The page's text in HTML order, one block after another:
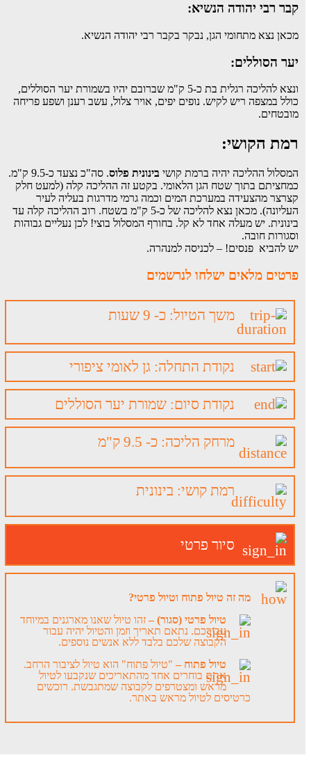
קבר רבי יהודה הנשיא:
מכאן נצא מתחומי הגן, נבקר בקבר רבי יהודה הנשיא.
יער הסוללים:
ונצא להליכה רגלית בת כ-5 ק"מ שברובם יהיו בשמורת יער הסוללים,
כולל במצפה ריש לקיש. נופים יפים, אויר צלול, עשב רענן ושפע פריחה
מובטחים.
רמת הקושי:
המסלול ההליכה יהיה ברמת קושיבינונית פלוס
. סה"כ נצעד כ-9.5 ק"מ.
כמחציתם בתוך שטח הגן הלאומי. בקטע זה ההליכה קלה (למעט חלק
קצרצר מהצעידה במערכת המים וכמה גרמי מדרגות בעליה לעיר
העליונה). מכאן נצא להליכה של כ-5 ק"מ בשטח. רוב ההליכה קלה עד
בינונית. יש מעלה אחד לא קל. בחורף המסלול בוצי! לכן נעליים גבוהות
וסגורות חובה.
יש להביא פנסים! – לכניסה למנהרה.
פרטים מלאים ישלחו לנרשמים
משך הטיול: כ- 9 שעות
נקודת התחלה: גן לאומי ציפורי
נקודת סיום: שמורת יער הסוללים
מרחק הליכה: כ- 9.5 ק"מ
רמת קושי: בינונית
סיור פרטי
מה זה טיול פתוח וטיול פרטי?
טיול פרטי (סגור) –זהו טיול שאנו מארגנים במיוחד
עבורכם. נתאם תאריך וזמן והטיול יהיה עבור
הקבוצה שלכם בלבד ללא אנשים נוספים.
טיול פתוח – "טיול פתוח" הוא טיול לציבור הרחב.
אתם בוחרים אחד מהתאריכים שנקבעו לטיול
מראש ומצטרפים לקבוצה שמתגבשת. רוכשים
כרטיסים לטיול מראש באתר.